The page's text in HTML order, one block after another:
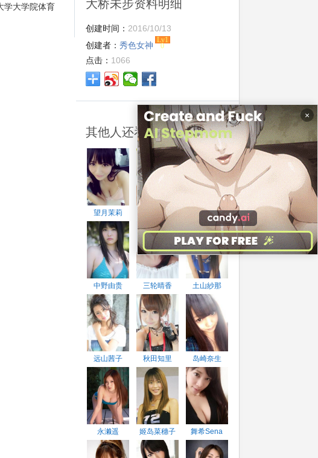
学大学院体育
大桥未步资料明细
创建时间： 2016/10/13
创建者： 秀色女神
Lv1
0
点击： 1066
其他人还看了
望月茉莉 桥本枫 桐谷美玲
中野由贵 三轮晴香 土山紗那
远山茜子 秋田知里 岛崎奈生
永濑遥 姬岛菜穗子 舞希Sena
×